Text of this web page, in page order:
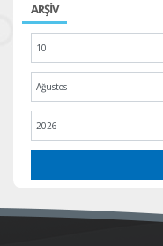
ARŞİV